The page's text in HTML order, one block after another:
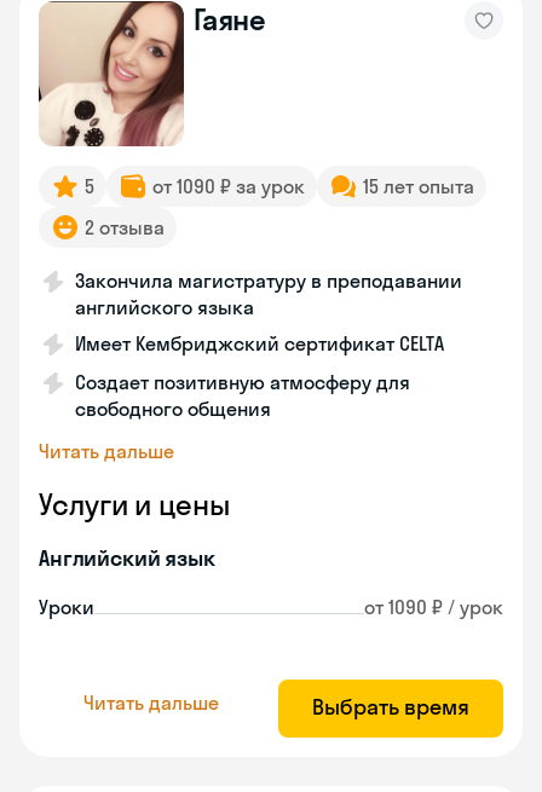
Гаяне
5 от 1090 ₽ за урок
15 лет опыта
2 отзыва
Закончила магистратуру в преподавании
английского языка
Имеет Кембриджский сертификат CELTA
Создает позитивную атмосферу для
свободного общения
Читать дальше
Услуги и цены
Английский язык
Уроки от 1090 ₽ / урок
Читать дальше Выбрать время